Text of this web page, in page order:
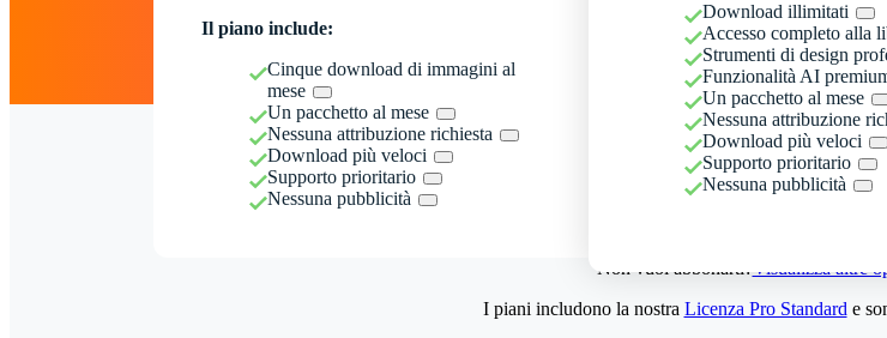
Il piano include:
Cinque download di immagini al
mese
Un pacchetto al mese
Nessuna attribuzione richiesta
Download più veloci
Supporto prioritario
Nessuna pubblicità
Download illimitati
Accesso completo alla
Strumenti di design
Funzionalità AI
Un pacchetto al mese
Nessuna attribuzione
Download più veloci
Supporto prioritario
Nessuna pubblicità
Non vuoi abbonarti?Visualizza altre
I piani includono la nostra Licenza Pro Standard e